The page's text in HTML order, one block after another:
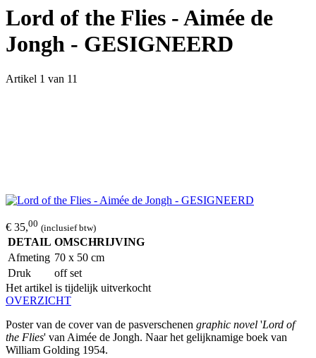
Lord of the Flies - Aimée de
Jongh - GESIGNEERD
Artikel 1 van 11
€ 35,00 (inclusief btw)
DETAIL OMSCHRIJVING
Afmeting 70 x 50 cm
Druk
off set
Het artikel is tijdelijk uitverkocht
OVERZICHT
Poster van de cover van de pasverschenen graphic novel 'Lord of
the Flies' van Aimée de Jongh. Naar het gelijknamige boek van
William Golding 1954.